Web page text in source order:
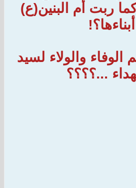
كما ربت أم البنين(ع)
أبناءها؟!
الوفاء والولاء لسيد
...؟؟؟؟